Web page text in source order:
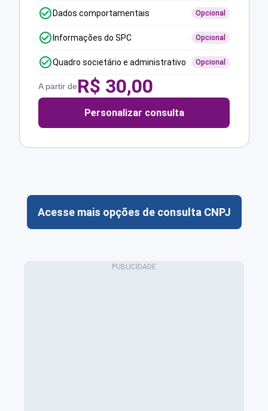
Dados comportamentais Opcional
Informações do SPC Opcional
Quadro societário e administrativo Opcional
A partir deR$ 30,00
Personalizar consulta
Acesse mais opções de consulta CNPJ